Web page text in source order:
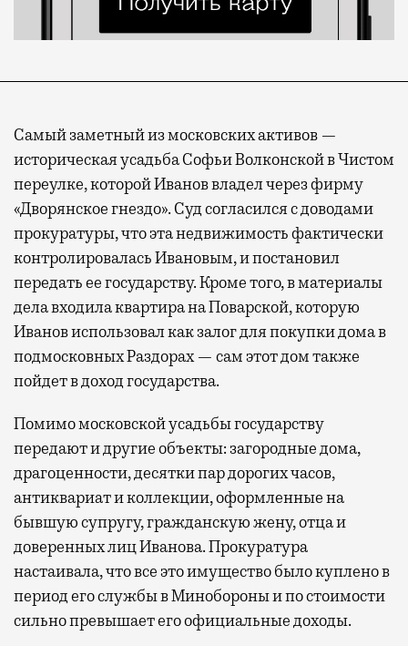
Самый заметный из московских активов —
историческая усадьба Софьи Волконской в Чистом
переулке, которой Иванов владел через фирму
«Дворянское гнездо». Суд согласился с доводами
прокуратуры, что эта недвижимость фактически
контролировалась Ивановым, и постановил
передать ее государству. Кроме того, в материалы
дела входила квартира на Поварской, которую
Иванов использовал как залог для покупки дома в
подмосковных Раздорах — сам этот дом также
пойдет в доход государства.
Помимо московской усадьбы государству
передают и другие объекты: загородные дома,
драгоценности, десятки пар дорогих часов,
антиквариат и коллекции, оформленные на
бывшую супругу, гражданскую жену, отца и
доверенных лиц Иванова. Прокуратура
настаивала, что все это имущество было куплено в
период его службы в Минобороны и по стоимости
сильно превышает его официальные доходы.